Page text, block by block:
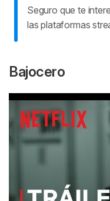
El Talento de Mr.
SEVEN (SE7EN)
Contratiempo
Los Odiosos Ocho
Eyes Wide Shut
Hater
Seguro que te
las plataformas
Bajocero